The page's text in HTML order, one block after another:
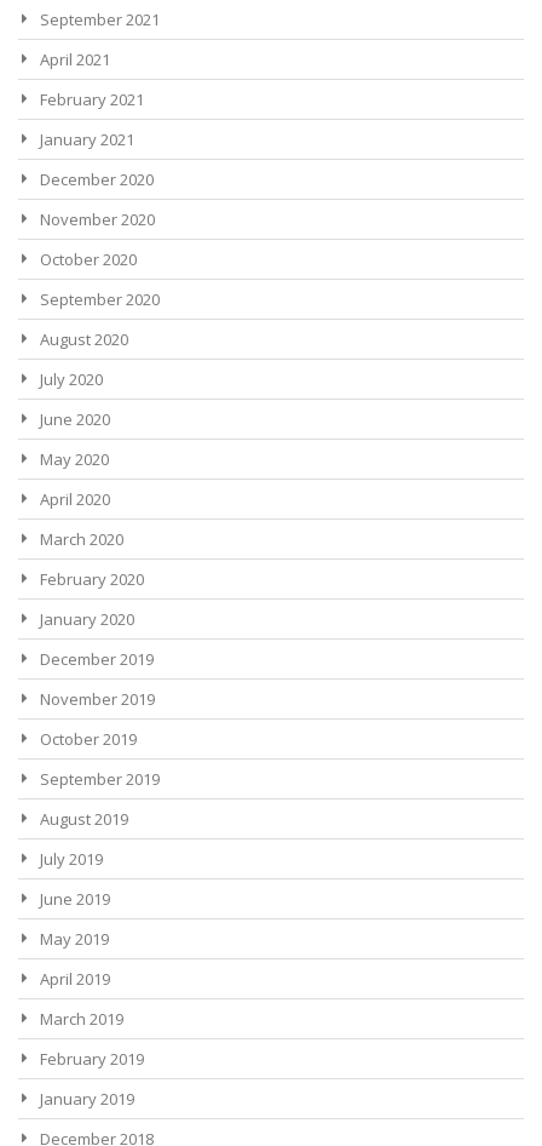
September 2021
April 2021
February 2021
January 2021
December 2020
November 2020
October 2020
September 2020
August 2020
July 2020
June 2020
May 2020
April 2020
March 2020
February 2020
January 2020
December 2019
November 2019
October 2019
September 2019
August 2019
July 2019
June 2019
May 2019
April 2019
March 2019
February 2019
January 2019
December 2018